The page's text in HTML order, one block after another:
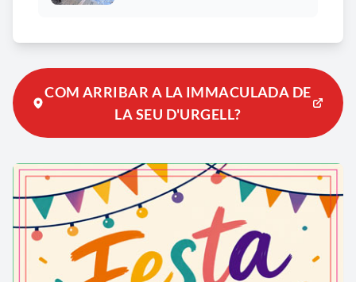
COM ARRIBAR A LA IMMACULADA DE
LA SEU D'URGELL?